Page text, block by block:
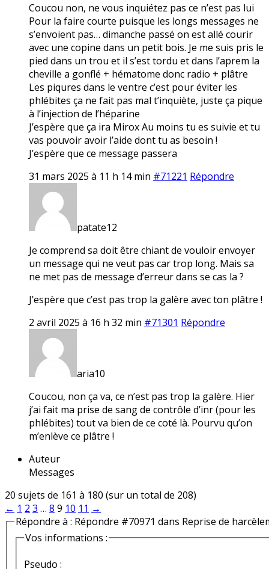
Coucou non, ne vous inquiétez pas ce n’est pas lui
Pour la faire courte puisque les longs messages ne
s’envoient pas… dimanche passé on est allé courir
avec une copine dans un petit bois. Je me suis pris le
pied dans un trou et il s’est tordu et dans l’aprem la
cheville a gonflé + hématome donc radio + plâtre
Les piqures dans le ventre c’est pour éviter les
phlébites ça ne fait pas mal t’inquiète, juste ça pique
à l’injection de l’héparine
J’espère que ça ira Mirox Au moins tu es suivie et tu
vas pouvoir avoir l’aide dont tu as besoin !
J’espère que ce message passera
31 mars 2025 à 11 h 14 min #71221 Répondre
patate12
Je comprend sa doit être chiant de vouloir envoyer
un message qui ne veut pas car trop long. Mais sa
ne met pas de message d’erreur dans se cas la ?
J’espère que c’est pas trop la galère avec ton plâtre !
2 avril 2025 à 16 h 32 min #71301 Répondre
aria10
Coucou, non ça va, ce n’est pas trop la galère. Hier
j’ai fait ma prise de sang de contrôle d’inr (pour les
phlébites) tout va bien de ce coté là. Pourvu qu’on
m’enlève ce plâtre !
Auteur
Messages
20 sujets de 161 à 180 (sur un total de 208)
← 1 2 3 … 8 9 10 11 →
Répondre à : Répondre #70971 dans Reprise de
Vos informations :
Pseudo :